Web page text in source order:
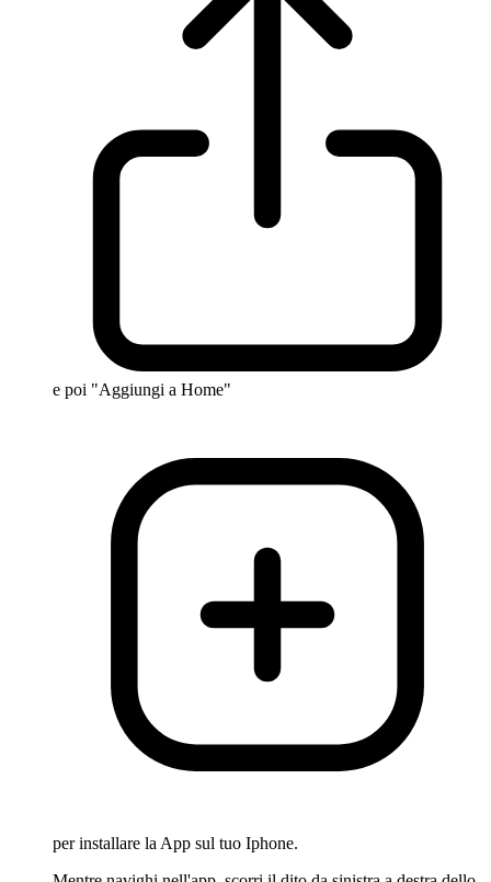
e poi "Aggiungi a Home"
per installare la App sul tuo Iphone.